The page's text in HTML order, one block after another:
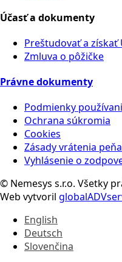
Účasť a dokumenty
Preštudovať a získať
Zmluva o pôžičke
Právne dokumenty
Podmienky
Ochrana súkromia
Cookies
Zásady vrátenia
Vyhlásenie o
© Nemesys s.r.o. Všetky
Web vytvoril
English
Deutsch
Slovenčina